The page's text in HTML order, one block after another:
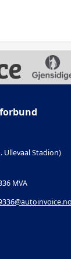
Ullevaal Stadion)
MVA